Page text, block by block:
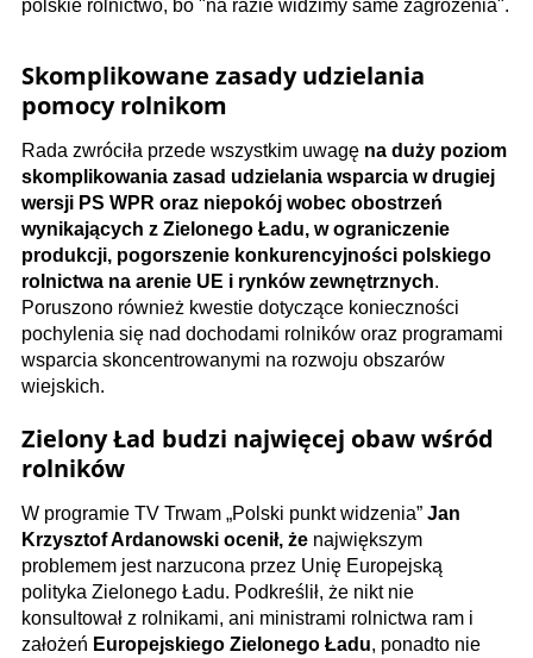
polskie rolnictwo, bo "na razie widzimy same zagrożenia".
Skomplikowane zasady udzielania
pomocy rolnikom
Rada zwróciła przede wszystkim uwagę na duży poziom
skomplikowania zasad udzielania wsparcia w drugiej
wersji PS WPR oraz niepokój wobec obostrzeń
wynikających z Zielonego Ładu, w ograniczenie
produkcji, pogorszenie konkurencyjności polskiego
rolnictwa na arenie UE i rynków zewnętrznych.
Poruszono również kwestie dotyczące konieczności
pochylenia się nad dochodami rolników oraz programami
wsparcia skoncentrowanymi na rozwoju obszarów
wiejskich.
Zielony Ład budzi najwięcej obaw wśród
rolników
W programie TV Trwam „Polski punkt widzenia” Jan
Krzysztof Ardanowski ocenił, że największym
problemem jest narzucona przez Unię Europejską
polityka Zielonego Ładu. Podkreślił, że nikt nie
konsultował z rolnikami, ani ministrami rolnictwa ram i
założeń Europejskiego Zielonego Ładu, ponadto nie